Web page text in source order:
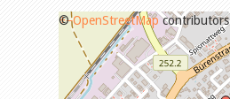
+−
©OpenStreetMapcontributors